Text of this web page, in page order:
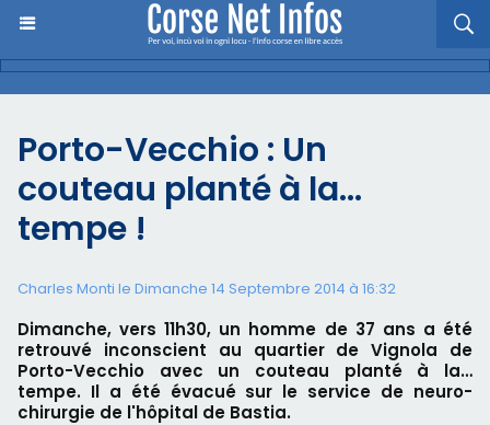
Porto-Vecchio : Un
couteau planté à la…
tempe !
Charles Monti le Dimanche 14 Septembre 2014 à 16:32
Dimanche, vers 11h30, un homme de 37 ans a été
retrouvé inconscient au quartier de Vignola de
Porto-Vecchio avec un couteau planté à la…
tempe. Il a été évacué sur le service de neuro-
chirurgie de l'hôpital de Bastia.